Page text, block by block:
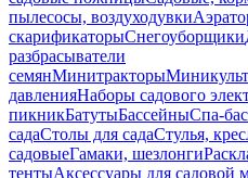
пылесосы, воздуходувки
скарификаторыСнегоуборщики
разбрасыватели
семянМинитракторы
давленияНаборы садового
пикникБатутыБассейныСпа-
садаСтолы для садаСтулья,
садовыеГамаки, шезлонги
тентыАксессуары для садовой